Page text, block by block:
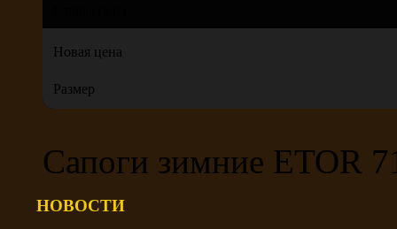
Новая цена
Размер
Сапоги зимние ETOR
НОВОСТИ